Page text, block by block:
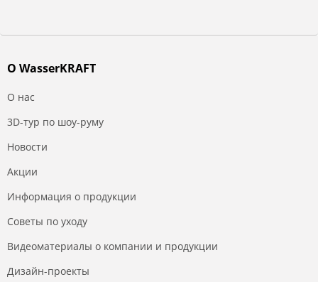
О WasserKRAFT
О нас
3D-тур по шоу-руму
Новости
Акции
Информация о продукции
Советы по уходу
Видеоматериалы о компании и продукции
Дизайн-проекты